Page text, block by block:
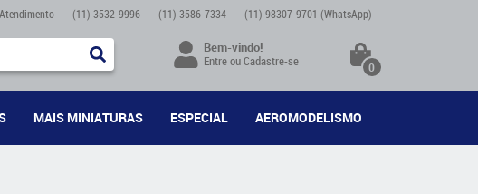
Atendimento (11) 3532-9996 (11) 3586-7334 (11) 98307-9701 (WhatsApp)
Bem-vindo!
EntreouCadastre-se 0
MAIS MINIATURAS ESPECIAL AEROMODELISMO